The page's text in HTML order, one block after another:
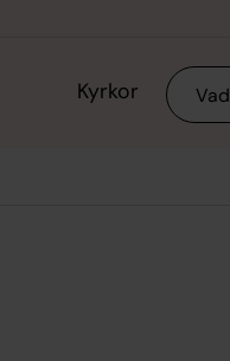
Kyrkor Sök